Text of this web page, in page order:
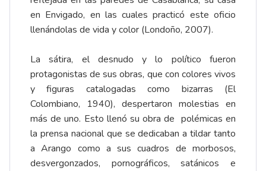
en Envigado, en las cuales practicó este oficio
llenándolas de vida y color (Londoño, 2007).
La sátira, el desnudo y lo político fueron
protagonistas de sus obras, que con colores vivos
y figuras catalogadas como bizarras (El
Colombiano, 1940), despertaron molestias en
más de uno. Esto llenó su obra de polémicas en
la prensa nacional que se dedicaban a tildar tanto
a Arango como a sus cuadros de morbosos,
desvergonzados, pornográficos, satánicos e